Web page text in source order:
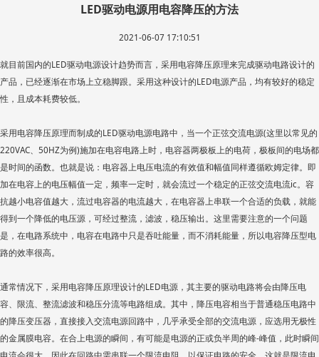
LED驱动电源用电容降压的方法
2021-06-07 17:10:51
就目前国内的LED驱动电源设计趋势而言，采用电容降压原理来完成驱动电路设计的
产品，已经逐渐在市场上立稳脚跟。采用这种设计的LED电源产品，均有较好的稳定
性，且成本耗费较低。
采用电容降压原理而制成的LED驱动电源电路中，当一个正弦交流电源(这里以常见的
220VAC、50HZ为例)施加在电容电路上时，电容器两极板上的电荷，极板间的电场都
是时间的函数。也就是说：电容器上电压电流的有效值和幅值同样遵循欧姆定律。即
加在电容上的电压幅值一定，频率一定时，就会流过一个稳定的正弦交流电流ic。容
抗越小电容值越大，流过电容器的电流越大，在电容器上串联一个合适的负载，就能
得到一个降低的电压源，可经过整流，滤波，稳压输出。这里需要注意的一个问题
是，在电路系统中，电容在电路中只是吞吐能量，而不消耗能量，所以电容降压型电
路的效率很高。
通常情况下，采用电容降压原理设计的LED电源，其主要的驱动电路将会由降压电
容、限流、整流滤波和稳压分流等电路组成。其中，降压电容相当于普通稳压电路中
的降压变压器，直接接入交流电源回路中，几乎承受全部的交流电源，应选用无极性
的金属膜电容。在合上电源的瞬间，有可能是电源的正或负半周的峰-峰值，此时瞬间
电流会很大，因此在回路中需串联一个限流电阻，以保证电路的安全，这就是限流电